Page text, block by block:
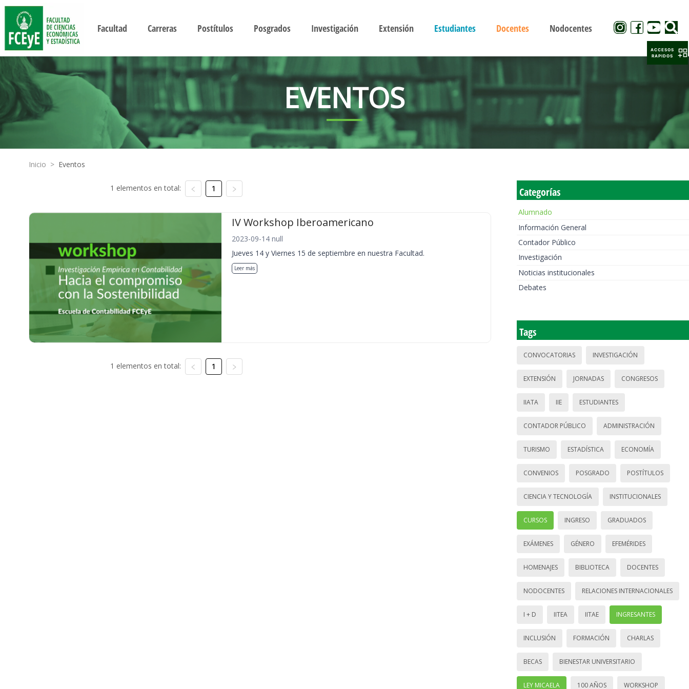
Facultad Carreras Postítulos Posgrados Investigación Extensión Estudiantes Docentes Nodocentes
EVENTOS
Inicio > Eventos
1 elementos en total: 1
IV Workshop Iberoamericano
2023-09-14 null
Jueves 14 y Viernes 15 de septiembre en nuestra Facultad.
Leer más
1 elementos en total: 1
Categorías
Alumnado
Información General
Contador Público
Investigación
Noticias institucionales
Debates
Tags
CONVOCATORIAS INVESTIGACIÓN
EXTENSIÓN JORNADAS CONGRESOS
IIATA IIE ESTUDIANTES
CONTADOR PÚBLICO ADMINISTRACIÓN
TURISMO ESTADÍSTICA ECONOMÍA
CONVENIOS POSGRADO POSTÍTULOS
CIENCIA Y TECNOLOGÍA INSTITUCIONALES
CURSOS INGRESO GRADUADOS
EXÁMENES GÉNERO EFEMÉRIDES
HOMENAJES BIBLIOTECA DOCENTES
NODOCENTES RELACIONES INTERNACIONALES
I + D IITEA IITAE INGRESANTES
INCLUSIÓN FORMACIÓN CHARLAS
BECAS BIENESTAR UNIVERSITARIO
LEY MICAELA 100 AÑOS WORKSHOP
ACCESOS
RAPIDOS